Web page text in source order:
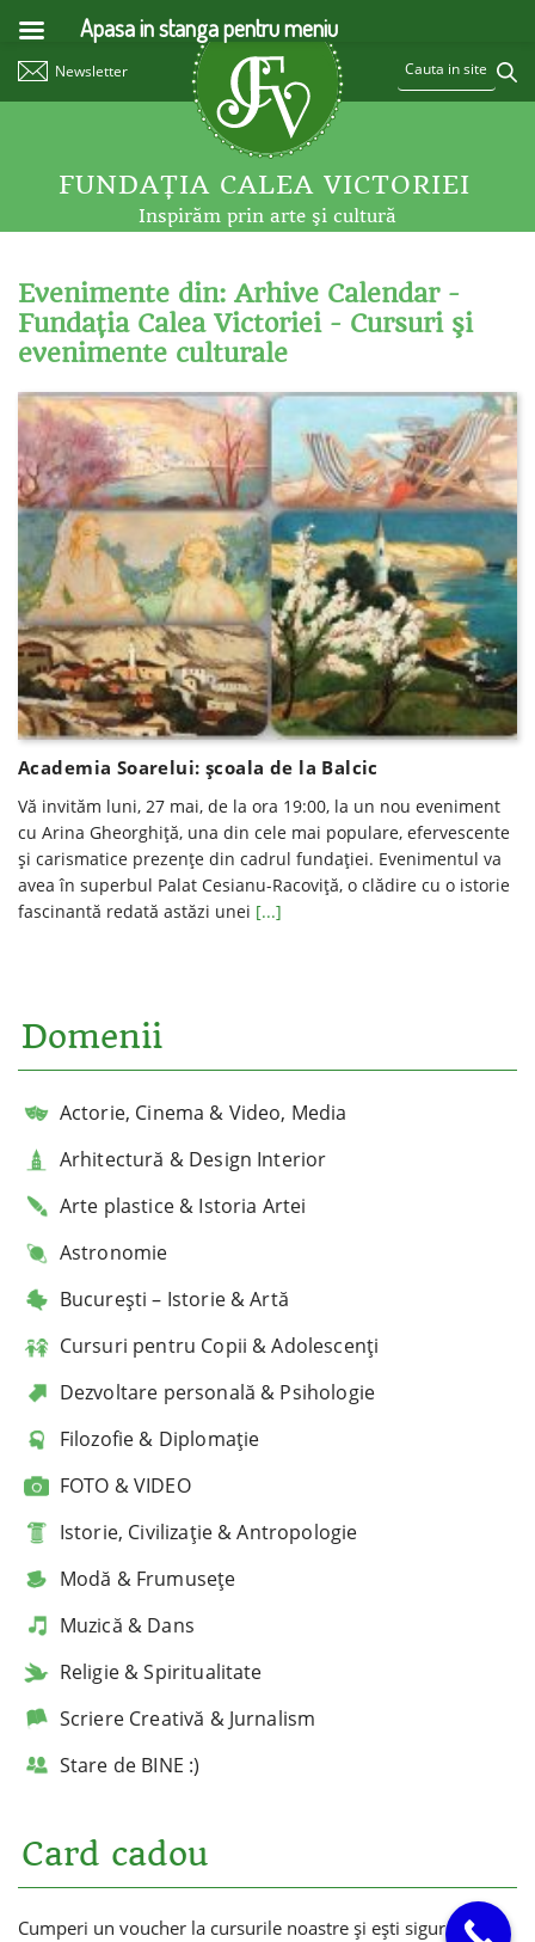
Newsletter
FUNDAŢIA CALEA VICTORIEI
Inspirăm prin arte şi cultură
Evenimente din: Arhive Calendar -
Fundaţia Calea Victoriei - Cursuri şi
evenimente culturale
Academia Soarelui: şcoala de la Balcic
Vă invităm luni, 27 mai, de la ora 19:00, la un nou eveniment
cu Arina Gheorghiţă, una din cele mai populare, efervescente
şi carismatice prezenţe din cadrul fundaţiei. Evenimentul va
avea în superbul Palat Cesianu-Racoviță, o clădire cu o istorie
fascinantă redată astăzi unei [...]
Domenii
Actorie, Cinema & Video, Media
Arhitectură & Design Interior
Arte plastice & Istoria Artei
Astronomie
București – Istorie & Artă
Cursuri pentru Copii & Adolescenți
Dezvoltare personală & Psihologie
Filozofie & Diplomație
FOTO & VIDEO
Istorie, Civilizație & Antropologie
Modă & Frumusețe
Muzică & Dans
Religie & Spiritualitate
Scriere Creativă & Jurnalism
Stare de BINE :)
Card cadou
Cumperi un voucher la cursurile noastre și ești sigur că vei
Apasa in stanga pentru meniu